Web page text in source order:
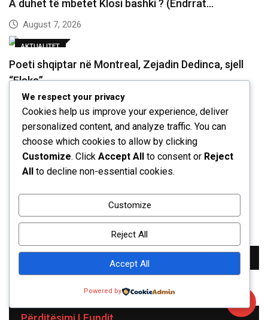
A duhet të mbetet Klosi bashki ? (Ëndrrat…
August 7, 2026
AKTUALITET
Poeti shqiptar në Montreal, Zejadin Dedinca, sjell
“Flaka”,…
August 3, 2026
ARTE-MEDIA
Nga Zvërneci në “Sunny Hill”: Flamingot e
protestës…
We respect your privacy
Cookies help us improve your experience, deliver
personalized content, and analyze traffic. You can
choose which cookies to allow by clicking
Customize. Click Accept All to consent or Reject
All to decline non-essential cookies.
Customize
Reject All
Accept All
Powered by